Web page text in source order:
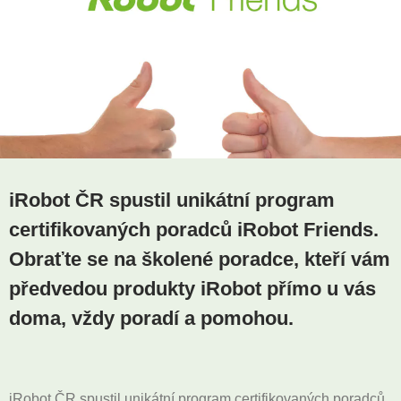
iRobot ČR spustil unikátní program
certifikovaných poradců iRobot Friends.
Obraťte se na školené poradce, kteří vám
předvedou produkty iRobot přímo u vás
doma, vždy poradí a pomohou.